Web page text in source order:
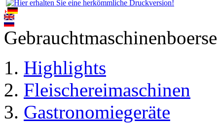
Gebrauchtmaschinenboerse
Highlights
Fleischereimaschinen
Gastronomiegeräte